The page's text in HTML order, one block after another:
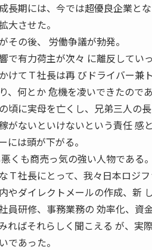
長期には、今では超優良企業と
大させた。
その後、 労働争議が勃発。
で有力荷主が次々 に離反していっ
けてＴ社長は再 びドライバー兼
、何とか 危機を凌いできたのであ
頃に実母を亡くし、兄弟三人の
がないといけないという責任 感
には頭が下がる。
くも商売っ気の強い人物である。
Ｔ社長にとって、我々日本ロジ
やダイレクトメールの作成、新
員研修、事務業務の 効率化、資
ればそれらしく聞こえる が、実
であった。